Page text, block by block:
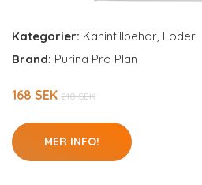
Kategorier: Kanintillbehör, Foder
Brand: Purina Pro Plan
168 SEK 210 SEK
MER INFO!